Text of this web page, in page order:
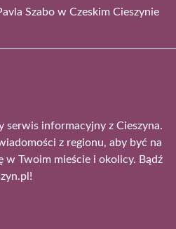
Szabo w Czeskim Cieszynie
serwis informacyjny z Cieszyna.
z regionu, aby być na
w Twoim mieście i okolicy. Bądź